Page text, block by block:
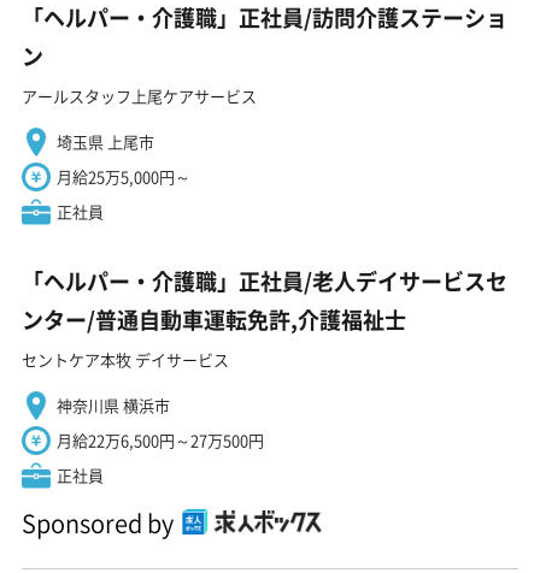
「ヘルパー・介護職」正社員/訪問介護ステーショ
ン
アールスタッフ上尾ケアサービス
埼玉県 上尾市
月給25万5,000円～
正社員
「ヘルパー・介護職」正社員/老人デイサービスセ
ンター/普通自動車運転免許,介護福祉士
セントケア本牧 デイサービス
神奈川県 横浜市
月給22万6,500円～27万500円
正社員
Sponsored by